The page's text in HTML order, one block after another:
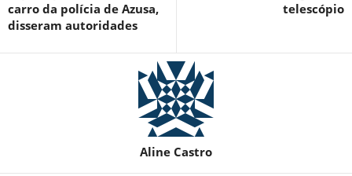
carro da polícia de Azusa,
disseram autoridades
telescópio
Aline Castro